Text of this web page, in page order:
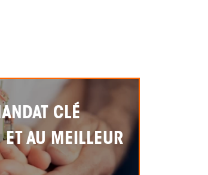
CLÉ
ET AU MEILLEUR